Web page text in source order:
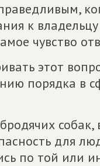
к
чувство
этот
порядка в
собак,
для
по той или